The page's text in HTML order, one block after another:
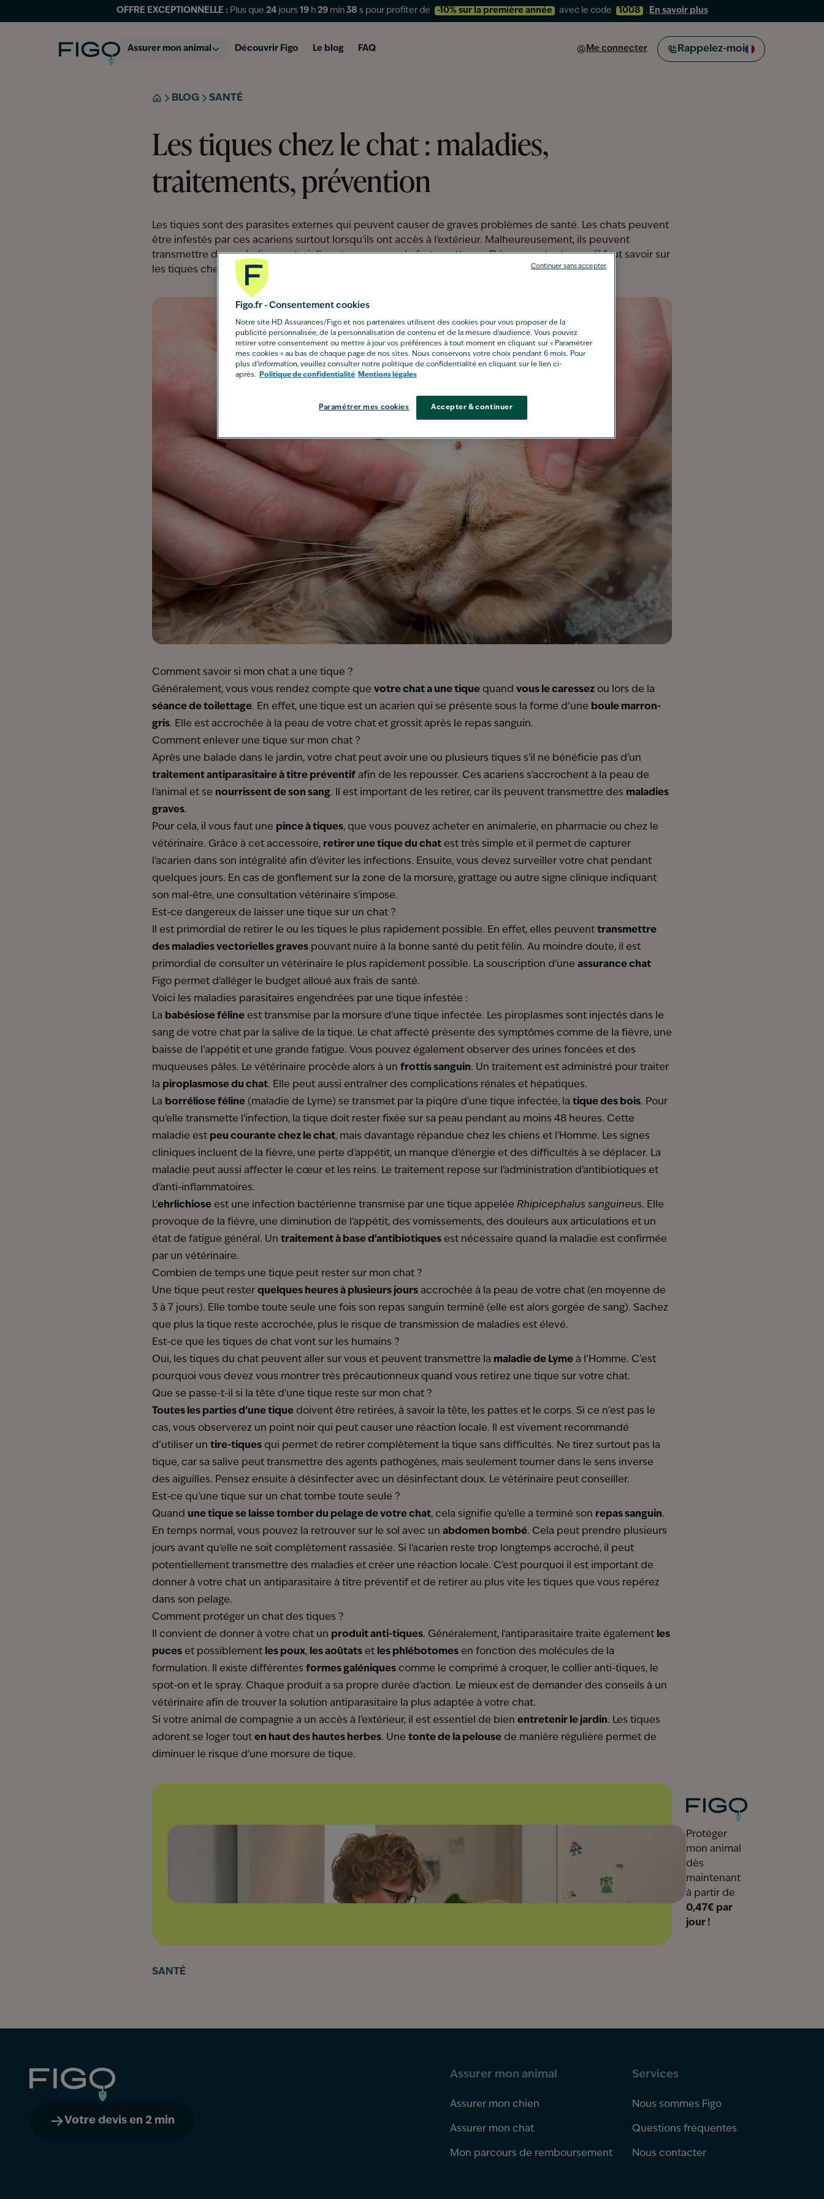
OFFRE EXCEPTIONNELLE : Plus que24 jours19 h29 min37s pour profiter de -10% sur la première année avec le code 1008 . En savoir plus
Figo Assurer mon animal Découvrir Figo Le blog FAQ Me connecter Rappelez-moi
ACCUEIL
BLOG SANTÉ
Les tiques chez le chat : maladies,
traitements, prévention
Les tiques sont des parasites externes qui peuvent causer de graves problèmes de santé. Les chats peuvent
être infestés par ces acariens surtout lorsqu'ils ont accès à l'extérieur. Malheureusement, ils peuvent
transmettre des maladies vectorielles et provoquer de forts grattages. Découvrez tout ce qu'il faut savoir sur
les tiques chez le chat afin de gérer cette situation à risque !
Comment savoir si mon chat a une tique ?
Généralement, vous vous rendez compte que votre chat a une tique quand vous le caressez ou lors de la
séance de toilettage. En effet, une tique est un acarien qui se présente sous la forme d’une boule marron-
gris. Elle est accrochée à la peau de votre chat et grossit après le repas sanguin.
Comment enlever une tique sur mon chat ?
Après une balade dans le jardin, votre chat peut avoir une ou plusieurs tiques s'il ne bénéficie pas d'un
traitement antiparasitaire à titre préventif afin de les repousser. Ces acariens s'accrochent à la peau de
l'animal et se nourrissent de son sang. Il est important de les retirer, car ils peuvent transmettre des maladies
graves.
Pour cela, il vous faut une pince à tiques, que vous pouvez acheter en animalerie, en pharmacie ou chez le
vétérinaire. Grâce à cet accessoire, retirer une tique du chat est très simple et il permet de capturer
l'acarien dans son intégralité afin d'éviter les infections. Ensuite, vous devez surveiller votre chat pendant
quelques jours. En cas de gonflement sur la zone de la morsure, grattage ou autre signe clinique indiquant
son mal-être, une consultation vétérinaire s'impose.
Est-ce dangereux de laisser une tique sur un chat ?
Il est primordial de retirer le ou les tiques le plus rapidement possible. En effet, elles peuvent transmettre
des maladies vectorielles graves pouvant nuire à la bonne santé du petit félin. Au moindre doute, il est
primordial de consulter un vétérinaire le plus rapidement possible. La souscription d'une assurance chat
Figo permet d'alléger le budget alloué aux frais de santé.
Voici les maladies parasitaires engendrées par une tique infestée :
La babésiose féline est transmise par la morsure d'une tique infectée. Les piroplasmes sont injectés dans le
sang de votre chat par la salive de la tique. Le chat affecté présente des symptômes comme de la fièvre, une
baisse de l’appétit et une grande fatigue. Vous pouvez également observer des urines foncées et des
muqueuses pâles. Le vétérinaire procède alors à un frottis sanguin. Un traitement est administré pour traiter
la piroplasmose du chat. Elle peut aussi entraîner des complications rénales et hépatiques.
La borréliose féline (maladie de Lyme) se transmet par la piqûre d'une tique infectée, la tique des bois. Pour
qu'elle transmette l'infection, la tique doit rester fixée sur sa peau pendant au moins 48 heures. Cette
maladie est peu courante chez le chat, mais davantage répandue chez les chiens et l'Homme. Les signes
cliniques incluent de la fièvre, une perte d'appétit, un manque d'énergie et des difficultés à se déplacer. La
maladie peut aussi affecter le cœur et les reins. Le traitement repose sur l'administration d'antibiotiques et
d'anti-inflammatoires.
L'ehrlichiose est une infection bactérienne transmise par une tique appelée Rhipicephalus sanguineus. Elle
provoque de la fièvre, une diminution de l'appétit, des vomissements, des douleurs aux articulations et un
état de fatigue général. Un traitement à base d'antibiotiques est nécessaire quand la maladie est confirmée
par un vétérinaire.
Combien de temps une tique peut rester sur mon chat ?
Une tique peut rester quelques heures à plusieurs jours accrochée à la peau de votre chat (en moyenne de
3 à 7 jours). Elle tombe toute seule une fois son repas sanguin terminé (elle est alors gorgée de sang). Sachez
que plus la tique reste accrochée, plus le risque de transmission de maladies est élevé.
Est-ce que les tiques de chat vont sur les humains ?
Oui, les tiques du chat peuvent aller sur vous et peuvent transmettre la maladie de Lyme à l’Homme. C’est
pourquoi vous devez vous montrer très précautionneux quand vous retirez une tique sur votre chat.
Que se passe-t-il si la tête d'une tique reste sur mon chat ?
Toutes les parties d’une tique doivent être retirées, à savoir la tête, les pattes et le corps. Si ce n’est pas le
cas, vous observerez un point noir qui peut causer une réaction locale. Il est vivement recommandé
d’utiliser un tire-tiques qui permet de retirer complètement la tique sans difficultés. Ne tirez surtout pas la
tique, car sa salive peut transmettre des agents pathogènes, mais seulement tourner dans le sens inverse
des aiguilles. Pensez ensuite à désinfecter avec un désinfectant doux. Le vétérinaire peut conseiller.
Est-ce qu'une tique sur un chat tombe toute seule ?
Quand une tique se laisse tomber du pelage de votre chat, cela signifie qu'elle a terminé son repas sanguin.
En temps normal, vous pouvez la retrouver sur le sol avec un abdomen bombé. Cela peut prendre plusieurs
jours avant qu'elle ne soit complètement rassasiée. Si l'acarien reste trop longtemps accroché, il peut
potentiellement transmettre des maladies et créer une réaction locale. C'est pourquoi il est important de
donner à votre chat un antiparasitaire à titre préventif et de retirer au plus vite les tiques que vous repérez
dans son pelage.
Comment protéger un chat des tiques ?
Il convient de donner à votre chat un produit anti-tiques. Généralement, l'antiparasitaire traite également les
puces et possiblement les poux, les aoûtats et les phlébotomes en fonction des molécules de la
formulation. Il existe différentes formes galéniques comme le comprimé à croquer, le collier anti-tiques, le
spot-on et le spray. Chaque produit a sa propre durée d'action. Le mieux est de demander des conseils à un
vétérinaire afin de trouver la solution antiparasitaire la plus adaptée à votre chat.
Si votre animal de compagnie a un accès à l'extérieur, il est essentiel de bien entretenir le jardin. Les tiques
adorent se loger tout en haut des hautes herbes. Une tonte de la pelouse de manière régulière permet de
diminuer le risque d'une morsure de tique.
Protéger
mon animal
dès
maintenant
à partir de
0,47€ par
jour !
Votre devis en 2 min
SANTÉ
Figo
Votre devis en 2 min
Assurer mon animal
Assurer mon chien
Assurer mon chat
Mon parcours de remboursement
Services
Nous sommes Figo
Questions fréquentes
Nous contacter
Figo.fr - Consentement cookies
Notre site HD Assurances/Figo et nos partenaires utilisent des cookies pour vous proposer de la
publicité personnalisée, de la personnalisation de contenu et de la mesure d’audience. Vous pouvez
retirer votre consentement ou mettre à jour vos préférences à tout moment en cliquant sur « Paramétrer
mes cookies » au bas de chaque page de nos sites. Nous conservons votre choix pendant 6 mois. Pour
plus d'information, veuillez consulter notre politique de confidentialité en cliquant sur le lien ci-
après.
Politique de confidentialité Mentions légales
Accepter & continuer
Paramétrer mes cookies
Continuer sans accepter